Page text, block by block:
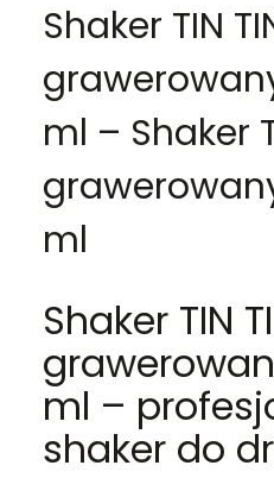
Shaker TIN
ml – Shaker
ml
Shaker TIN
ml –
shaker do